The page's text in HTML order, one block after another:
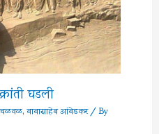
घडली
,बाबासाहेब आंबेडकर/ By